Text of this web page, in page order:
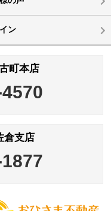
ン
町本店
倉支店